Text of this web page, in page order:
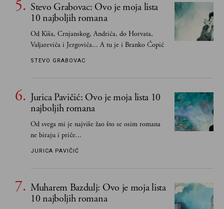
poznavale
Stevo Grabovac: Ovo je moja lista
10 najboljih romana
Od Kiša, Crnjanskog, Andrića, do Horvata,
Valjarevića i Jergovića... A tu je i Branko Ćopić
STEVO GRABOVAC
Jurica Pavičić: Ovo je moja lista 10
najboljih romana
Od svega mi je najviše žao što se osim romana
ne biraju i priče...
JURICA PAVIČIĆ
Muharem Bazdulj: Ovo je moja lista
10 najboljih romana